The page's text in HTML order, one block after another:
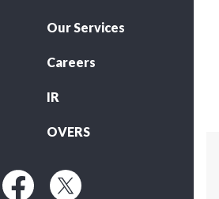
Our Services
Careers
IR
OVERS